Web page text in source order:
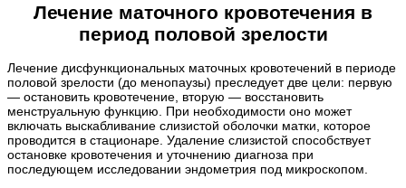
Лечение маточного кровотечения в
период половой зрелости
Лечение дисфункциональных маточных кровотечений в периоде
половой зрелости (до менопаузы) преследует две цели: первую
— остановить кровотечение, вторую — восстановить
менструальную функцию. При необходимости оно может
включать выскабливание слизистой оболочки матки, которое
проводится в стационаре. Удаление слизистой способствует
остановке кровотечения и уточнению диагноза при
последующем исследовании эндометрия под микроскопом.